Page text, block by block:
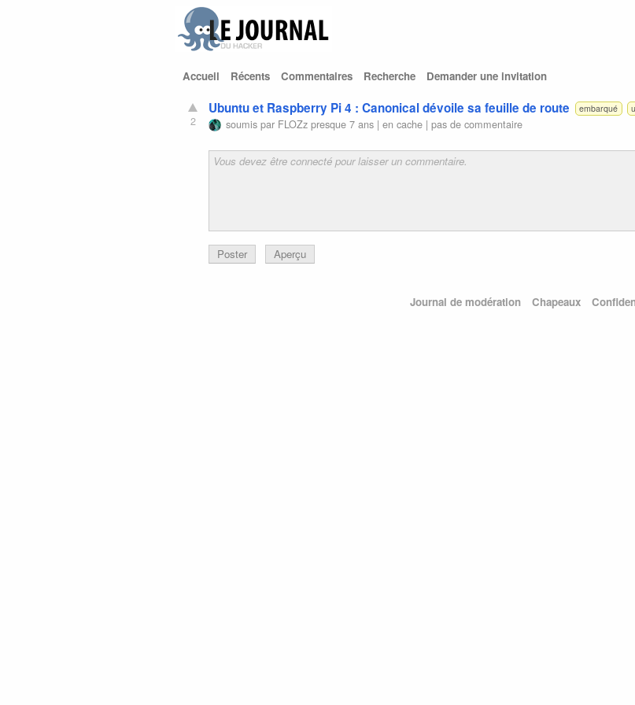
Accueil Récents Commentaires Recherche Demander une invitation
2
Ubuntu et Raspberry Pi 4 : Canonical dévoile sa feuille de route embarqué
soumis par FLOZz presque 7 ans |en cache |pas de commentaire
Poster Aperçu
Journal de modération Chapeaux